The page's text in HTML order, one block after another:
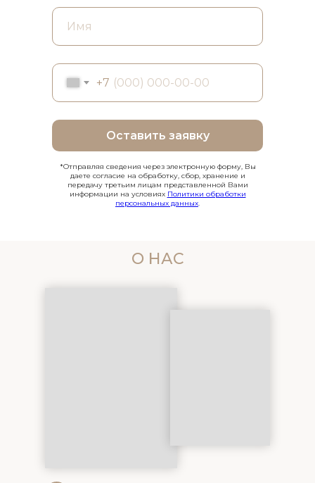
+7
Оставить заявку
*Отправляя сведения через электронную форму, Вы
даете согласие на обработку, сбор, хранение и
передачу третьим лицам представленной Вами
информации на условиях Политики обработки
персональных данных.
О НАС